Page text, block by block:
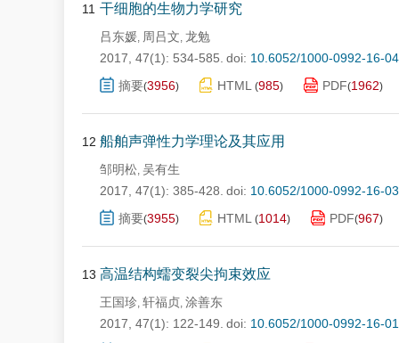
11 干细胞的生物力学研究
吕东媛, 周吕文, 龙勉
2017, 47(1): 534-585. doi: 10.6052/1000-0992-16-
摘要(3956) HTML (985) PDF(1962)
12 船舶声弹性力学理论及其应用
邹明松, 吴有生
2017, 47(1): 385-428. doi: 10.6052/1000-0992-16-
摘要(3955) HTML (1014) PDF(967)
13 高温结构蠕变裂尖拘束效应
王国珍, 轩福贞, 涂善东
2017, 47(1): 122-149. doi: 10.6052/1000-0992-16-